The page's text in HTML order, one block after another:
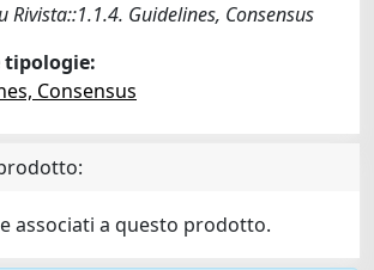
Rivista::1.1.4. Guidelines, Consensus
tipologie:
Consensus
associati a questo prodotto.